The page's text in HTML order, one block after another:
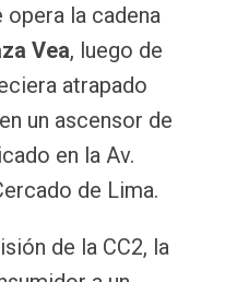
opera la cadena
Vea, luego de
atrapado
un ascensor de
en la Av.
de Lima.
de la CC2, la